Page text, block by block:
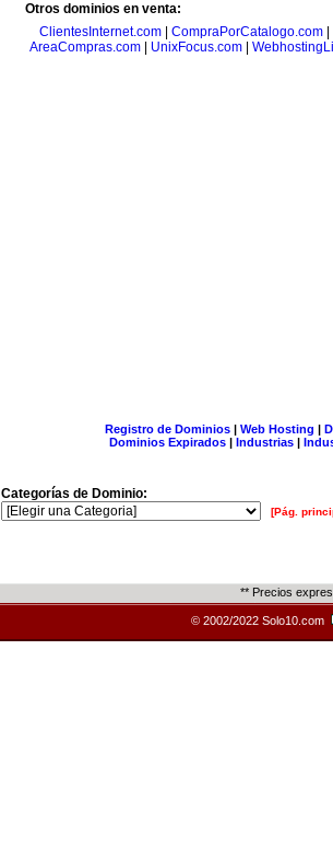
Otros dominios en venta:
ClientesInternet.com
CompraPorCatalogo.com
AreaCompras.com
UnixFocus.com
Registro de Dominios| Web Hosting |
Dominios Expirados | Industrias |
Categorías de Dominio:
[Pág.
** Precios
© 2002/2022 Solo10.com